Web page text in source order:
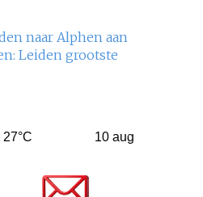
naar Alphen aan
Leiden grootste
22°C